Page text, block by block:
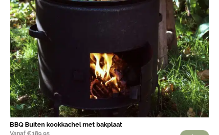
BBQ Buiten kookkachel met bakplaat